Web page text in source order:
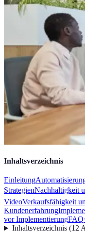
Inhaltsverzeichnis
Einleitung
StrategienNachhaltigkeit
VideoVerkaufsfähigkeit
Kundenerfahrung
vor ImplementierungFAQ
Inhaltsverzeichnis(12